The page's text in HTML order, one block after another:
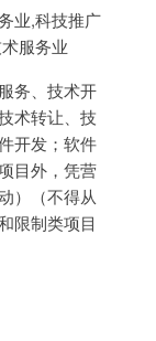
业,科技推广
服务业
务、技术开
术转让、技
开发；软件
目外，凭营
）（不得从
限制类项目